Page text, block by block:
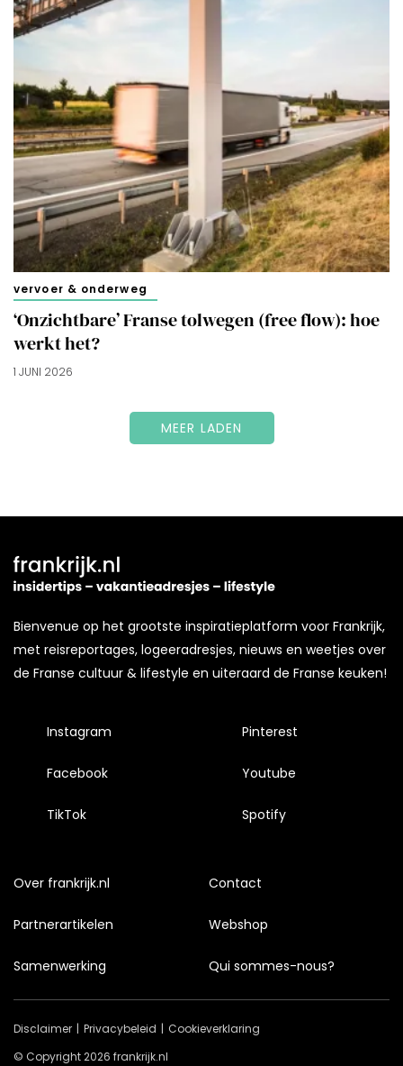
vervoer & onderweg
‘Onzichtbare’ Franse tolwegen (free flow): hoe
werkt het?
1 JUNI 2026
MEER LADEN
Bienvenue op het grootste inspiratieplatform voor Frankrijk,
met reisreportages, logeeradresjes, nieuws en weetjes over
de Franse cultuur & lifestyle en uiteraard de Franse keuken!
Instagram
Facebook
TikTok
Pinterest
Youtube
Spotify
Over frankrijk.nl
Partnerartikelen
Samenwerking
Contact
Webshop
Qui sommes-nous?
© Copyright 2026 frankrijk.nl
Disclaimer Privacybeleid Cookieverklaring